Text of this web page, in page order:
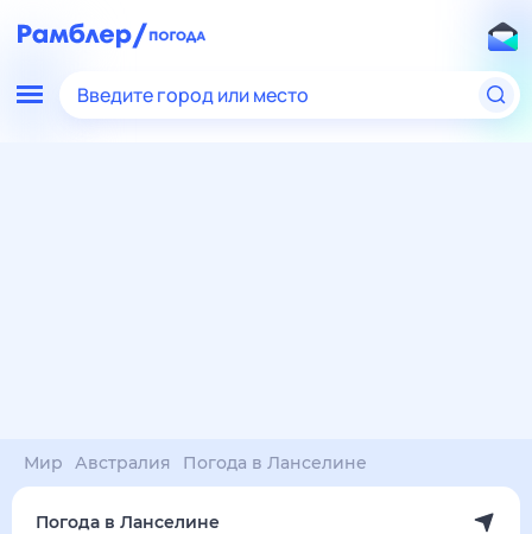
Введите город или место
Мир Австралия Погода в Ланселине
Погода в Ланселине